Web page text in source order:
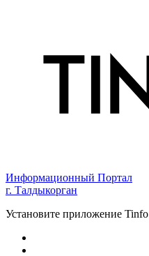
Информационный Портал
г. Талдыкорган
Установите приложение Tinfo